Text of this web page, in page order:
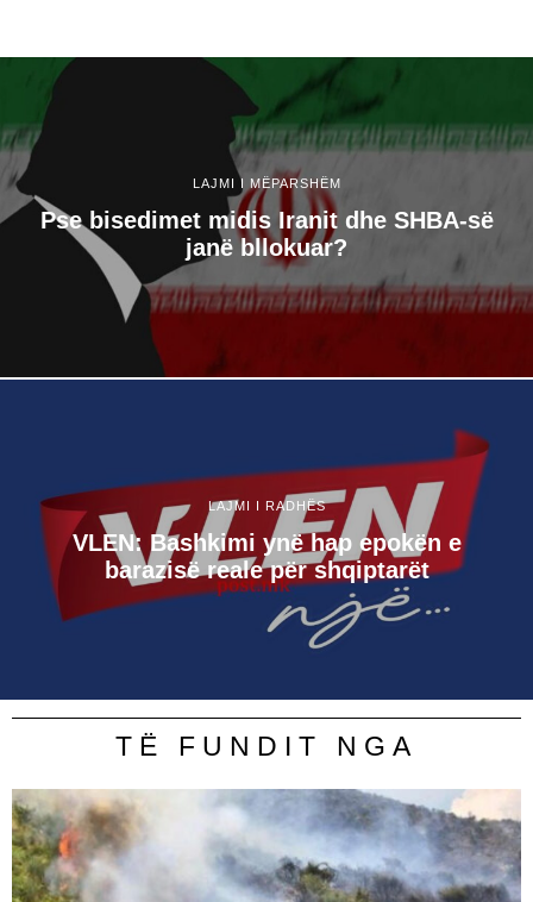
LAJMI I MËPARSHËM
Pse bisedimet midis Iranit dhe SHBA-së
janë bllokuar?
LAJMI I RADHËS
VLEN: Bashkimi ynë hap epokën e
barazisë reale për shqiptarët
TË FUNDIT NGA